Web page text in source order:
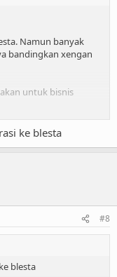
Namun banyak
bandingkan xengan
untuk bisnis
ke blesta
#8
blesta